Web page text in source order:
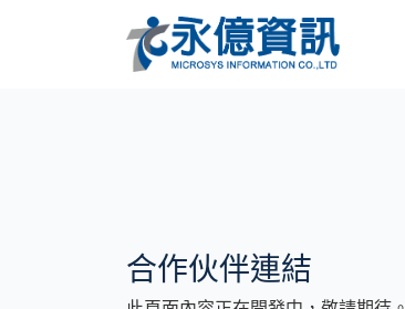
合作伙伴連結